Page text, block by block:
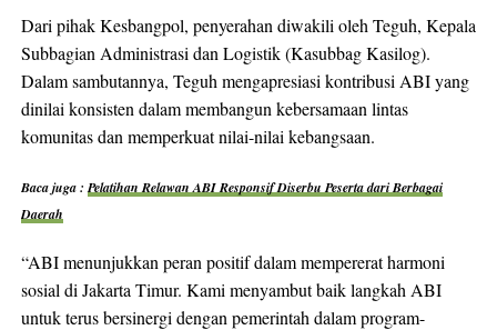
Dari pihak Kesbangpol, penyerahan diwakili oleh Teguh, Kepala
Subbagian Administrasi dan Logistik (Kasubbag Kasilog).
Dalam sambutannya, Teguh mengapresiasi kontribusi ABI yang
dinilai konsisten dalam membangun kebersamaan lintas
komunitas dan memperkuat nilai-nilai kebangsaan.
Baca juga :Pelatihan Relawan ABI Responsif Diserbu Peserta dari Berbagai
Daerah
“ABI menunjukkan peran positif dalam mempererat harmoni
sosial di Jakarta Timur. Kami menyambut baik langkah ABI
untuk terus bersinergi dengan pemerintah dalam program-